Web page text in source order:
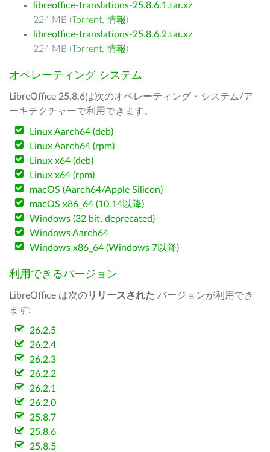
libreoffice-translations-25.8.6.1.tar.xz
224 MB (Torrent,情報)
libreoffice-translations-25.8.6.2.tar.xz
224 MB (Torrent,情報)
オペレーティング システム
LibreOffice 25.8.6は次のオペレーティング・システム/ア
ーキテクチャーで利用できます。
Linux Aarch64 (deb)
Linux Aarch64 (rpm)
Linux x64 (deb)
Linux x64 (rpm)
macOS (Aarch64/Apple Silicon)
macOS x86_64 (10.14以降)
Windows (32 bit, deprecated)
Windows Aarch64
Windows x86_64 (Windows 7以降)
利用できるバージョン
LibreOffice は次のリリースされた バージョンが利用でき
ます:
26.2.5
26.2.4
26.2.3
26.2.2
26.2.1
26.2.0
25.8.7
25.8.6
25.8.5